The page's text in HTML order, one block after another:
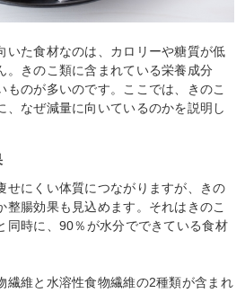
いた食材なのは、カロリーや糖質が低
。きのこ類に含まれている栄養成分
ものが多いのです。ここでは、きのこ
、なぜ減量に向いているのかを説明し
せにくい体質につながりますが、きの
整腸効果も見込めます。それはきのこ
同時に、90％が水分でできている食材
繊維と水溶性食物繊維の2種類が含まれ